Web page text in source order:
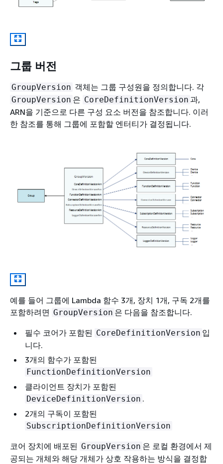
그룹 버전
GroupVersion 객체는 그룹 구성원을 정의합니다. 각
GroupVersion 은 CoreDefinitionVersion 과,
ARN을 기준으로 다른 구성 요소 버전을 참조합니다. 이러
한 참조를 통해 그룹에 포함할 엔터티가 결정됩니다.
예를 들어 그룹에 Lambda 함수 3개, 장치 1개, 구독 2개를
포함하려면 GroupVersion 은 다음을 참조합니다.
필수 코어가 포함된 CoreDefinitionVersion 입
니다.
3개의 함수가 포함된
FunctionDefinitionVersion
클라이언트 장치가 포함된
DeviceDefinitionVersion .
2개의 구독이 포함된
SubscriptionDefinitionVersion
코어 장치에 배포된 GroupVersion 은 로컬 환경에서 제
공되는 개체와 해당 개체가 상호 작용하는 방식을 결정합